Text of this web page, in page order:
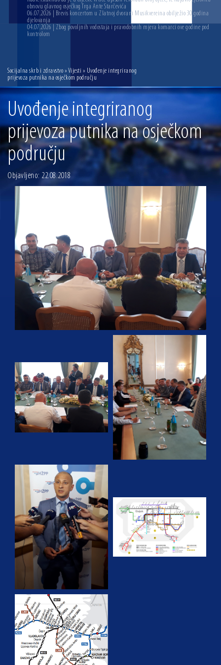
obnovu glavnog osječkog Trga Ante Starčevića
06.07.2026 | Brevis koncertom u Zlatnoj dvorani Musikvereina obilježio 30 godina
djelovanja
04.07.2026 | Zbog povoljnih vodostaja i pravodobnih mjera komarci ove godine pod
kontrolom
Socijalna skrb i zdravstvo »Vijesti » Uvođenje integriranog
prijevoza putnika na osječkom području
Uvođenje integriranog
prijevoza putnika na osječkom
području
Objavljeno: 22.08.2018